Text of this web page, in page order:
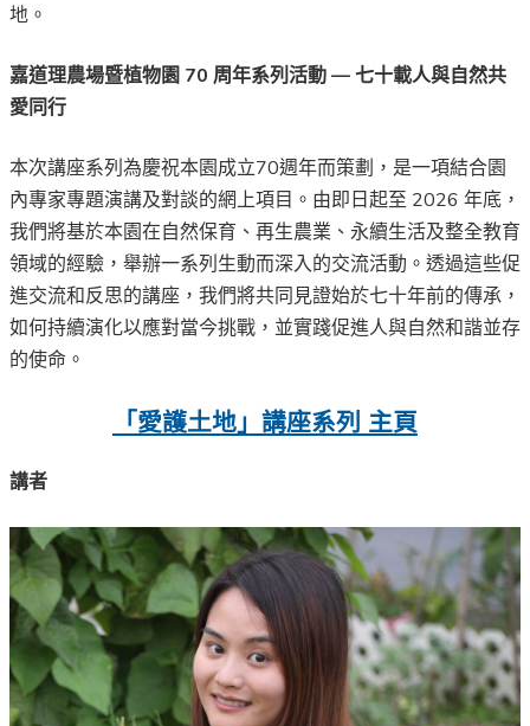
地。
嘉道理農場暨植物園 70 周年系列活動 — 七十載人與自然共
愛同行
本次講座系列為慶祝本園成立70週年而策劃，是一項結合園
內專家專題演講及對談的網上項目。由即日起至 2026 年底，
我們將基於本園在自然保育、再生農業、永續生活及整全教育
領域的經驗，舉辦一系列生動而深入的交流活動。透過這些促
進交流和反思的講座，我們將共同見證始於七十年前的傳承，
如何持續演化以應對當今挑戰，並實踐促進人與自然和諧並存
的使命。
「愛護土地」講座系列 主頁
講者